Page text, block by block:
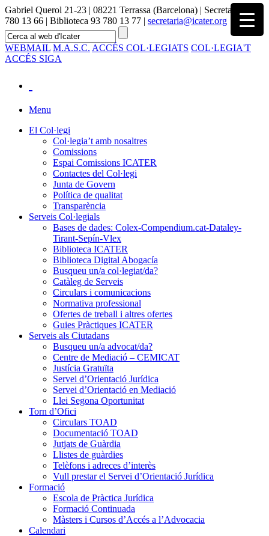
Gabriel Querol 21-23 | 08221 Terrassa (Barcelona) | Secretaria 93
780 13 66 | Biblioteca 93 780 13 77 | secretaria@icater.org
WEBMAIL M.A.S.C. ACCÉS COL·LEGIATS COL·LEGIA'T
ACCÉS SIGA
Menu
El Col·legi
Col·legia’t amb nosaltres
Comissions
Espai Comissions ICATER
Contactes del Col·legi
Junta de Govern
Política de qualitat
Transparència
Serveis Col·legials
Bases de dades: Colex-Compendium.cat-Dataley-
Tirant-Sepín-Vlex
Biblioteca ICATER
Biblioteca Digital Abogacía
Busqueu un/a col·legiat/da?
Catàleg de Serveis
Circulars i comunicacions
Normativa professional
Ofertes de treball i altres ofertes
Guies Pràctiques ICATER
Serveis als Ciutadans
Busqueu un/a advocat/da?
Centre de Mediació – CEMICAT
Justícia Gratuïta
Servei d’Orientació Jurídica
Servei d’Orientació en Mediació
Llei Segona Oportunitat
Torn d’Ofici
Circulars TOAD
Documentació TOAD
Jutjats de Guàrdia
Llistes de guàrdies
Telèfons i adreces d’interès
Vull prestar el Servei d’Orientació Jurídica
Formació
Escola de Pràctica Jurídica
Formació Continuada
Màsters i Cursos d’Accés a l’Advocacia
Calendari